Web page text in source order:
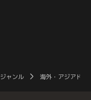
ジャンル 海外・アジアドラ